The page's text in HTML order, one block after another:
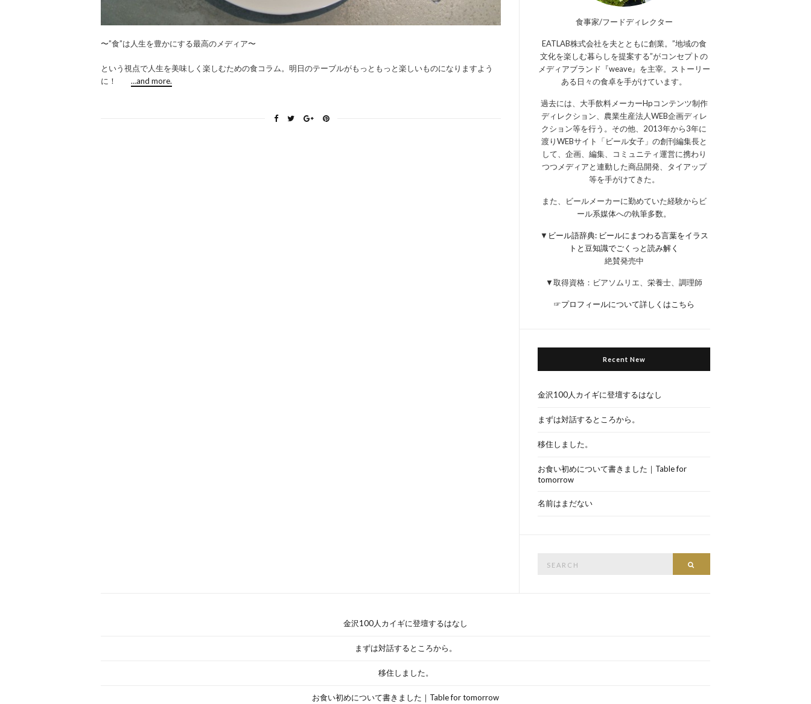
〜”食”は人生を豊かにする最高のメディア〜
という視点で人生を美味しく楽しむための食コラム。明日のテーブルがもっともっと楽しいものになりますよう
に！ …and more.
食事家/フードディレクター
EATLAB株式会社を夫とともに創業。”地域の食
文化を楽しむ暮らしを提案する”がコンセプトの
メディアブランド『weave』を主宰。ストーリー
ある日々の食卓を手がけています。
過去には、大手飲料メーカーHpコンテンツ制作
ディレクション、農業生産法人WEB企画ディレ
クション等を行う。その他、2013年から3年に
渡りWEBサイト「ビール女子」の創刊編集長と
して、企画、編集、コミュニティ運営に携わり
つつメディアと連動した商品開発、タイアップ
等を手がけてきた。
また、ビールメーカーに勤めていた経験からビ
ール系媒体への執筆多数。
▼ ビール語辞典: ビールにまつわる言葉をイラス
トと豆知識でごくっと読み解く
絶賛発売中
▼取得資格：ビアソムリエ、栄養士、調理師
☞プロフィールについて詳しくはこちら
Recent New
金沢100人カイギに登壇するはなし
まずは対話するところから。
移住しました。
お食い初めについて書きました｜Table for
tomorrow
名前はまだない
金沢100人カイギに登壇するはなし
まずは対話するところから。
移住しました。
お食い初めについて書きました｜Table for tomorrow